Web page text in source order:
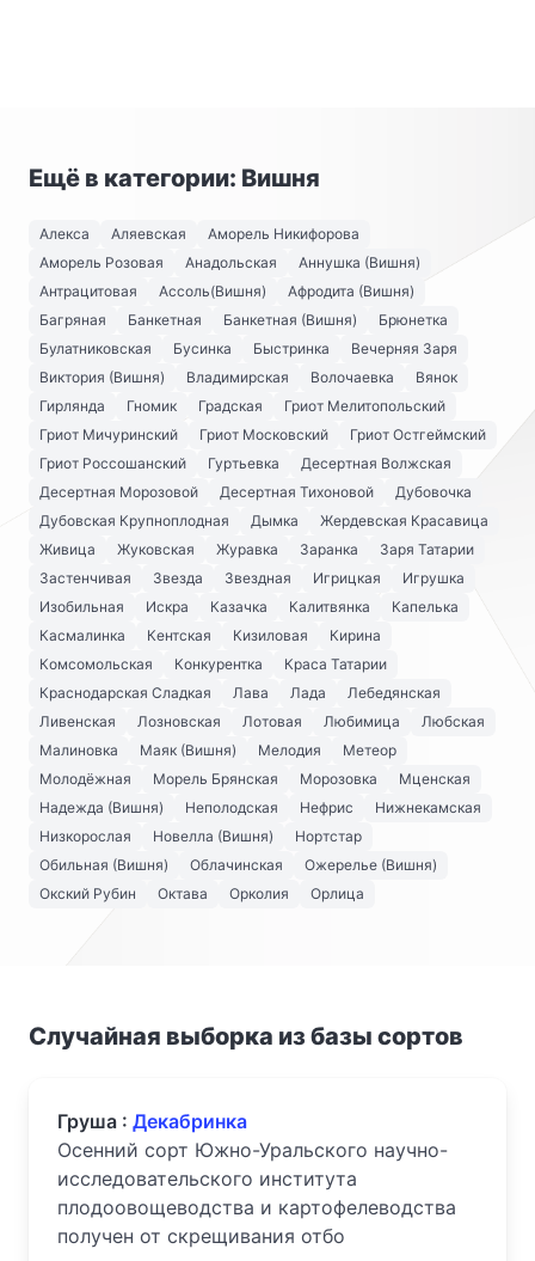
Ещё в категории: Вишня
Алекса Аляевская
Аморель Никифорова
Аморель Розовая
Анадольская
Аннушка (Вишня)
Антрацитовая
Ассоль(Вишня)
Афродита (Вишня)
Багряная
Банкетная Банкетная (Вишня)
Брюнетка
Булатниковская
Бусинка Быстринка
Вечерняя Заря
Виктория (Вишня)
Владимирская Волочаевка
Вянок
Гирлянда
Гномик Градская
Гриот Мелитопольский
Гриот Мичуринский
Гриот Московский
Гриот Остгеймский
Гриот Россошанский
Гуртьевка
Десертная Волжская
Десертная Морозовой
Десертная Тихоновой
Дубовочка
Дубовская Крупноплодная
Дымка
Жердевская Красавица
Живица
Жуковская Журавка Заранка
Заря Татарии
Застенчивая
Звезда Звездная Игрицкая
Игрушка
Изобильная
Искра Казачка Калитвянка
Капелька
Касмалинка
Кентская Кизиловая
Кирина
Комсомольская
Конкурентка
Краса Татарии
Краснодарская Сладкая
Лава Лада
Лебедянская
Ливенская
Лозновская Лотовая Любимица
Любская
Малиновка
Маяк (Вишня) Мелодия
Метеор
Молодёжная
Морель Брянская Морозовка
Мценская
Надежда (Вишня)
Неполодская Нефрис
Нижнекамская
Низкорослая
Новелла (Вишня)
Нортстар
Обильная (Вишня)
Облачинская
Ожерелье (Вишня)
Окский Рубин
Октава Орколия Орлица
Случайная выборка из базы сортов
Груша : Декабринка
Осенний сорт Южно-Уральского научно-
исследовательского института
плодоовощеводства и картофелеводства
получен от скрещивания отбо